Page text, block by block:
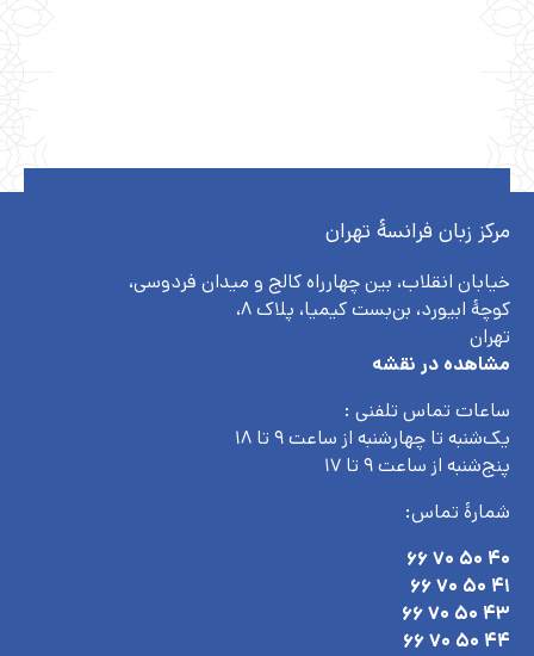
مرکز زبان فرانسۀ تهران
خیابان انقلاب، بین چهارراه کالج و میدان فردوسی،
کوچهٔ ابیورد، بن‌بست کیمیا، پلاک ۸،
تهران
مشاهده در نقشه
ساعات تماس تلفنی :
یک‌شنبه تا چهارشنبه از ساعت ۹ تا ۱۸
پنج‌شنبه از ساعت ۹ تا ۱۷
شمارۀ تماس:
۴۰ ۵۰ ۷۰ ۶۶
۴۱ ۵۰ ۷۰ ۶۶
۴۳ ۵۰ ۷۰ ۶۶
۴۴ ۵۰ ۷۰ ۶۶